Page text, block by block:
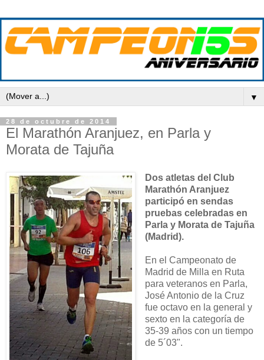
▼
28 de octubre de 2014
El Marathón Aranjuez, en Parla y
Morata de Tajuña
Dos atletas del Club
Marathón Aranjuez
participó en sendas
pruebas celebradas en
Parla y Morata de Tajuña
(Madrid).
En el Campeonato de
Madrid de Milla en Ruta
para veteranos en Parla,
José Antonio de la Cruz
fue octavo en la general y
sexto en la categoría de
35-39 años con un tiempo
de 5´03".